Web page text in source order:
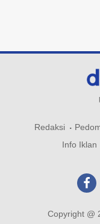
Redaksi
Info Iklan
Copyright @